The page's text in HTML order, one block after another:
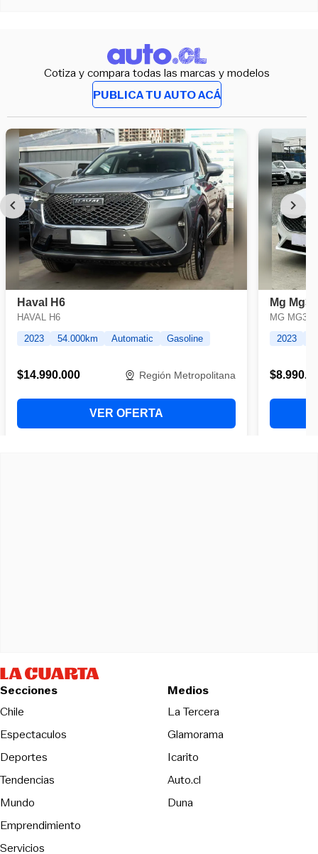
Cotiza y compara todas las marcas y modelos
PUBLICA TU AUTO ACÁ
Secciones
Chile
Espectaculos
Deportes
Tendencias
Mundo
Emprendimiento
Servicios
Medios
La TerceraOpens in new
Glamorama
Icarito
Auto.cl
DunaOpens in new window